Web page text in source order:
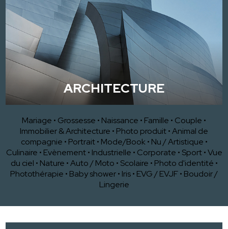
ARCHITECTURE
Mariage • Grossesse • Naissance • Famille • Couple •
Immobilier & Architecture • Photo produit•Animal de
compagnie • Portrait • Mode/Book • Nu / Artistique •
Culinaire • Evènement • Industrielle • Corporate • Sport •Vue
du ciel • Nature •Auto / Moto • Scolaire • Photo d'identité •
Photothérapie • Baby shower• Iris• EVG / EVJF• Boudoir /
Lingerie